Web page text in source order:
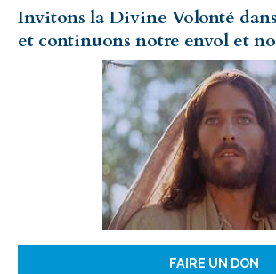
Invitons la Divine Volonté
et continuons notre envol et
FAIRE UN DON